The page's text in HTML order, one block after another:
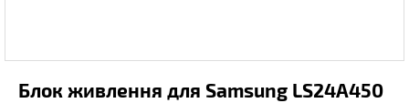
Блок живлення для Samsung LS24A450